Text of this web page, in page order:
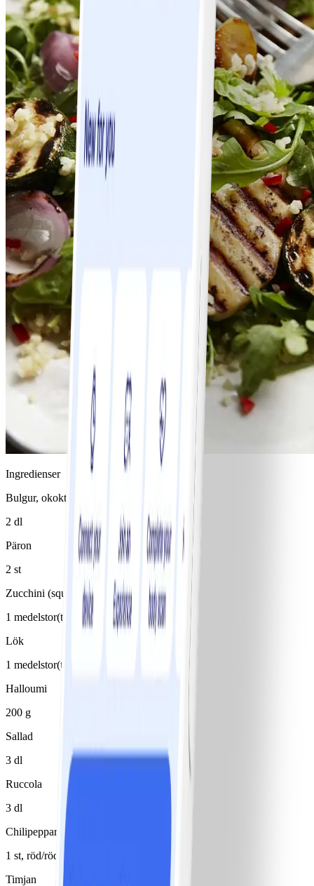
Ingredienser
Bulgur, okokt
2 dl
Päron
2 st
Zucchini (squash)
1 medelstor(t)/medelstora
Lök
1 medelstor(t)/medelstora, röd
Halloumi
200 g
Sallad
3 dl
Ruccola
3 dl
Chilipeppar
1 st, röd/röda
Timjan